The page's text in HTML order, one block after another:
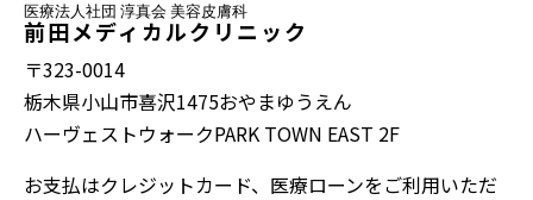
医療法人社団 淳真会 美容皮膚科
前田メディカルクリニック
〒323-0014
栃木県小山市喜沢1475おやまゆうえん
ハーヴェストウォークPARK TOWN EAST 2F
お支払はクレジットカード、医療ローンをご利用いただ